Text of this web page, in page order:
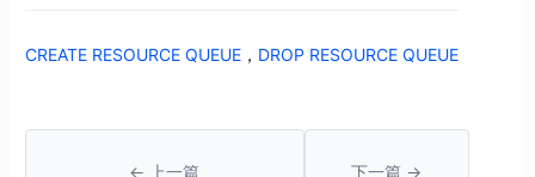
CREATE RESOURCE QUEUE， DROP RESOURCE QUEUE
← 上一篇 下一篇 →